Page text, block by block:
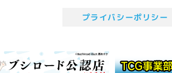
プライバシーポリシー